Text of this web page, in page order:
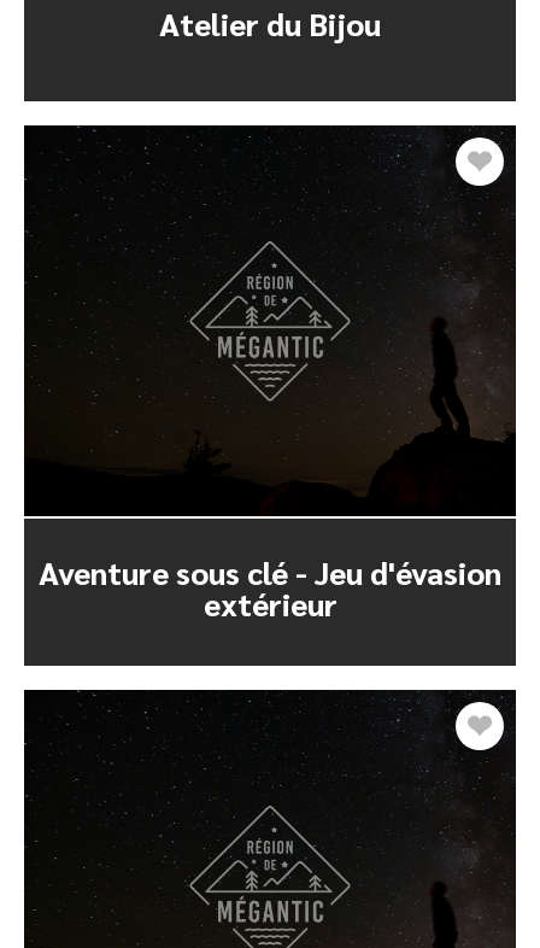
Atelier du Bijou
Aventure sous clé - Jeu d'évasion
extérieur